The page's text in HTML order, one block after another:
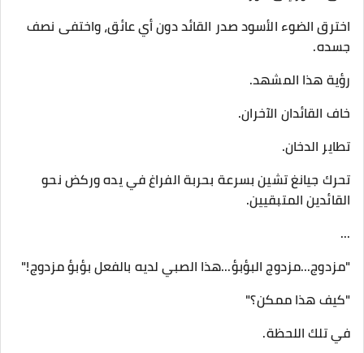
اخترق الضوء الأسود صدر القائد دون أي عائق، واختفى نصف
جسده.
رؤية هذا المشهد.
خاف القائدان الآخران.
تطاير الدخان.
تحرك جيانغ تشين بسرعة بحربة الفراغ في يده وركض نحو
القائدين المتبقيين.
...
"مزدوج...مزدوج البؤبؤ...هذا الصبي لديه بالفعل بؤبؤ مزدوج!"
"كيف هذا ممكن؟"
في تلك اللحظة.